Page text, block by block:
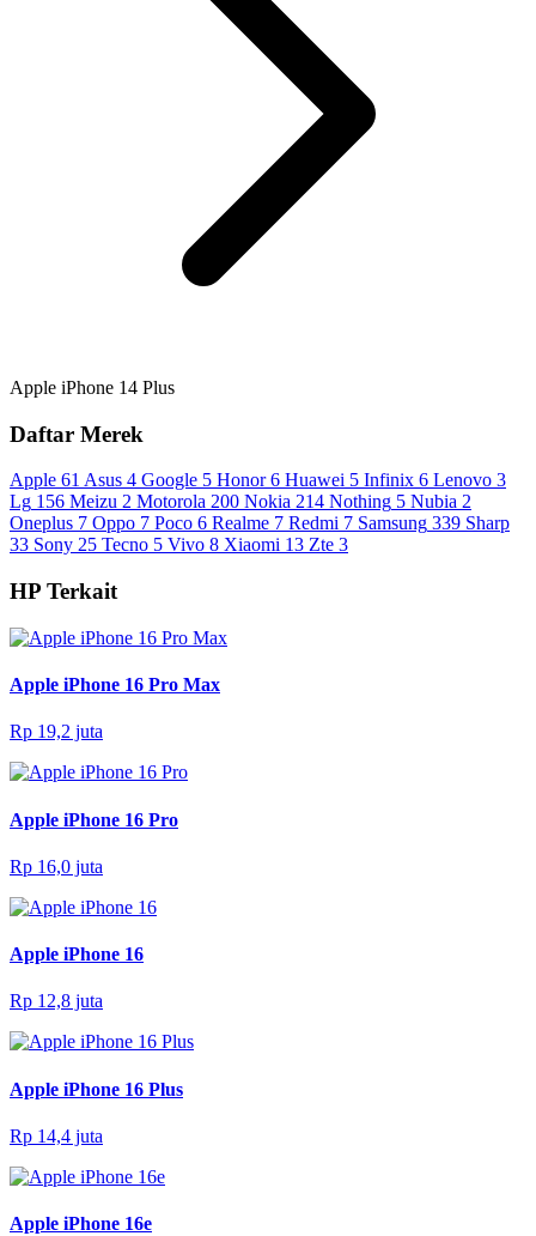
Apple iPhone 14 Plus
Daftar Merek
Apple 61 Asus 4 Google 5 Honor 6 Huawei 5 Infinix 6 Lenovo 3
Lg 156 Meizu 2 Motorola 200 Nokia 214 Nothing 5 Nubia 2
Oneplus 7 Oppo 7 Poco 6 Realme 7 Redmi 7 Samsung 339 Sharp
33 Sony 25 Tecno 5 Vivo 8 Xiaomi 13 Zte 3
HP Terkait
Apple iPhone 16 Pro Max
Rp 19,2 juta
Apple iPhone 16 Pro
Rp 16,0 juta
Apple iPhone 16
Rp 12,8 juta
Apple iPhone 16 Plus
Rp 14,4 juta
Apple iPhone 16e